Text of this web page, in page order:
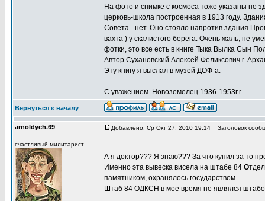
На фото и снимке с космоса тоже указаны не
церковь-школа построенная в 1913 году.
Совета - нет. Оно стояло напротив здания
вахта ) у скалистого берега. Очень жаль, не
фотки, это все есть в книге Тыка Вылка Сын
Автор Сухановский Алексей Феликсович г.
Эту книгу я выслал в музей ДОФ-а.
С уважением. Новоземелец 1936-1953г.г.
Вернуться к началу
arnoldych.69
счастливый милитарист
Добавлено: Ср Окт 27, 2010 19:14 Заголовок
А я доктор??? Я знаю??? За что купил за то
Именно эта вывеска висела на штабе 84 О
памятником, охранялось государством.
Штаб 84 ОДКСН в мое время не являлся